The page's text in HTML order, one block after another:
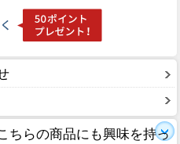
ちらの商品にも興味を持っ